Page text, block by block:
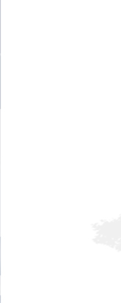
2014年，中国儿童生